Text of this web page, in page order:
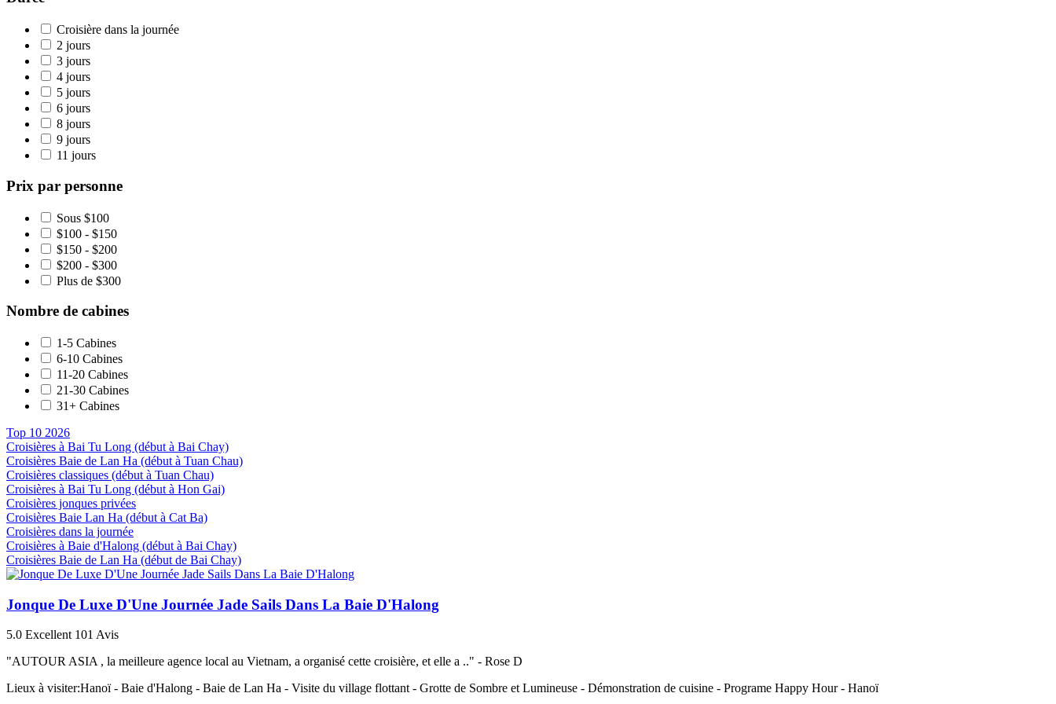
Croisière dans la journée
2 jours
3 jours
4 jours
5 jours
6 jours
8 jours
9 jours
11 jours
Prix par personne
Sous $100
$100 - $150
$150 - $200
$200 - $300
Plus de $300
Nombre de cabines
1-5 Cabines
6-10 Cabines
11-20 Cabines
21-30 Cabines
31+ Cabines
Top 10 2026
Croisières à Bai Tu Long (début à Bai Chay)
Croisières Baie de Lan Ha (début à Tuan Chau)
Croisières classiques (début à Tuan Chau)
Croisières à Bai Tu Long (début à Hon Gai)
Croisières jonques privées
Croisières Baie Lan Ha (début à Cat Ba)
Croisières dans la journée
Croisières à Baie d'Halong (début à Bai Chay)
Croisières Baie de Lan Ha (début de Bai Chay)
Jonque De Luxe D'Une Journée Jade Sails Dans La Baie D'Halong
5.0 Excellent 101 Avis
"AUTOUR ASIA , la meilleure agence local au Vietnam, a organisé cette croisière, et elle a .." - Rose D
Lieux à visiter:Hanoï - Baie d'Halong - Baie de Lan Ha - Visite du village flottant - Grotte de Sombre et Lumineuse - Démonstration de cuisine - Programe Happy Hour - Hanoï